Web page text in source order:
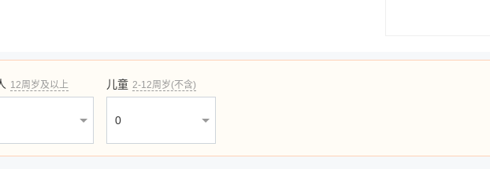
12周岁及以上 儿童 2-12周岁(不含)